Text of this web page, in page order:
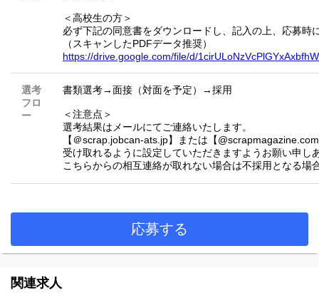
＜高校生の方＞
必ず下記の同意書をダウンロードし、記入の上、応募時
（スキャンしたPDFデータ推奨）
https://drive.google.com/file/d/
選考
フロ
ー
書類選考→面接（対面を予定）→採用
＜注意点＞
選考結果はメールにてご連絡いたします。
【＠scrap.jobcan-ats.jp】または【
受け取れるように設定していただきますようお願い申し
こちらからの相互連絡が取れない場合は不採用となる場
応募する
関連求人